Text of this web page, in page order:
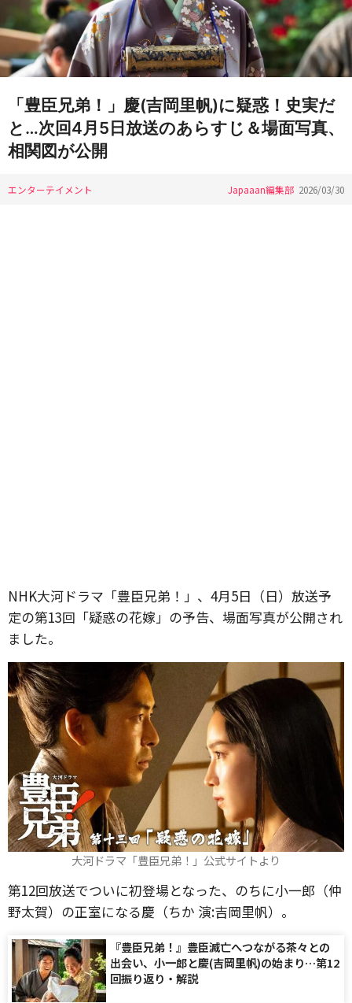
「豊臣兄弟！」慶(吉岡里帆)に疑惑！史実だ
と…次回4月5日放送のあらすじ＆場面写真、
相関図が公開
エンターテイメント Japaaan編集部 2026/03/30
NHK大河ドラマ「豊臣兄弟！」、4月5日（日）放送予
定の第13回「疑惑の花嫁」の予告、場面写真が公開され
ました。
大河ドラマ「豊臣兄弟！」公式サイトより
第12回放送でついに初登場となった、のちに小一郎（仲
野太賀）の正室になる慶（ちか 演:吉岡里帆）。
『豊臣兄弟！』豊臣滅亡へつながる茶々との
出会い、小一郎と慶(吉岡里帆)の始まり…第12
回振り返り・解説